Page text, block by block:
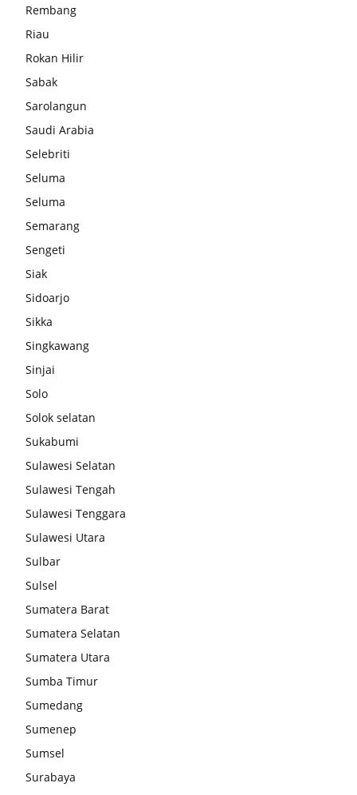
Rembang
Riau
Rokan Hilir
Sabak
Sarolangun
Saudi Arabia
Selebriti
Seluma
Seluma
Semarang
Sengeti
Siak
Sidoarjo
Sikka
Singkawang
Sinjai
Solo
Solok selatan
Sukabumi
Sulawesi Selatan
Sulawesi Tengah
Sulawesi Tenggara
Sulawesi Utara
Sulbar
Sulsel
Sumatera Barat
Sumatera Selatan
Sumatera Utara
Sumba Timur
Sumedang
Sumenep
Sumsel
Surabaya